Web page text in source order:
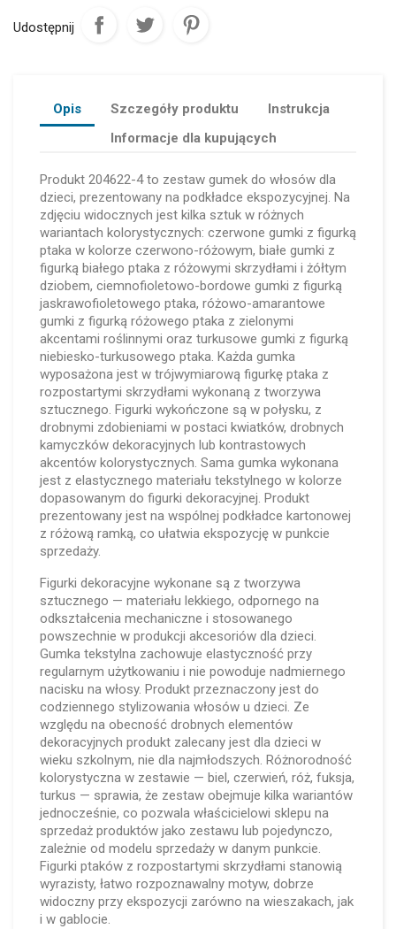
Udostępnij
Opis Szczegóły produktu
Instrukcja
Informacje dla kupujących
Produkt 204622-4 to zestaw gumek do włosów dla
dzieci, prezentowany na podkładce ekspozycyjnej. Na
zdjęciu widocznych jest kilka sztuk w różnych
wariantach kolorystycznych: czerwone gumki z figurką
ptaka w kolorze czerwono-różowym, białe gumki z
figurką białego ptaka z różowymi skrzydłami i żółtym
dziobem, ciemnofioletowo-bordowe gumki z figurką
jaskrawofioletowego ptaka, różowo-amarantowe
gumki z figurką różowego ptaka z zielonymi
akcentami roślinnymi oraz turkusowe gumki z figurką
niebiesko-turkusowego ptaka. Każda gumka
wyposażona jest w trójwymiarową figurkę ptaka z
rozpostartymi skrzydłami wykonaną z tworzywa
sztucznego. Figurki wykończone są w połysku, z
drobnymi zdobieniami w postaci kwiatków, drobnych
kamyczków dekoracyjnych lub kontrastowych
akcentów kolorystycznych. Sama gumka wykonana
jest z elastycznego materiału tekstylnego w kolorze
dopasowanym do figurki dekoracyjnej. Produkt
prezentowany jest na wspólnej podkładce kartonowej
z różową ramką, co ułatwia ekspozycję w punkcie
sprzedaży.
Figurki dekoracyjne wykonane są z tworzywa
sztucznego — materiału lekkiego, odpornego na
odkształcenia mechaniczne i stosowanego
powszechnie w produkcji akcesoriów dla dzieci.
Gumka tekstylna zachowuje elastyczność przy
regularnym użytkowaniu i nie powoduje nadmiernego
nacisku na włosy. Produkt przeznaczony jest do
codziennego stylizowania włosów u dzieci. Ze
względu na obecność drobnych elementów
dekoracyjnych produkt zalecany jest dla dzieci w
wieku szkolnym, nie dla najmłodszych. Różnorodność
kolorystyczna w zestawie — biel, czerwień, róż, fuksja,
turkus — sprawia, że zestaw obejmuje kilka wariantów
jednocześnie, co pozwala właścicielowi sklepu na
sprzedaż produktów jako zestawu lub pojedynczo,
zależnie od modelu sprzedaży w danym punkcie.
Figurki ptaków z rozpostartymi skrzydłami stanowią
wyrazisty, łatwo rozpoznawalny motyw, dobrze
widoczny przy ekspozycji zarówno na wieszakach, jak
i w gablocie.